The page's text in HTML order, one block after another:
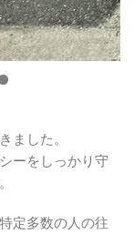
ました。
ーをしっかり守
定多数の人の往